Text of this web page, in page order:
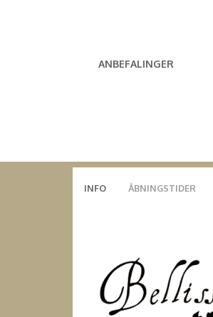
ANBEFALINGER
INFO ÅBNINGSTIDER